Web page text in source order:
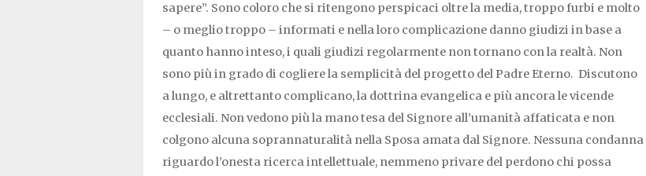
sapere”. Sono coloro che si ritengono perspicaci oltre la media, troppo furbi e molto
– o meglio troppo – informati e nella loro complicazione danno giudizi in base a
quanto hanno inteso, i quali giudizi regolarmente non tornano con la realtà. Non
sono più in grado di cogliere la semplicità del progetto del Padre Eterno. Discutono
a lungo, e altrettanto complicano, la dottrina evangelica e più ancora le vicende
ecclesiali. Non vedono più la mano tesa del Signore all’umanità affaticata e non
colgono alcuna soprannaturalità nella Sposa amata dal Signore. Nessuna condanna
riguardo l’onesta ricerca intellettuale, nemmeno privare del perdono chi possa